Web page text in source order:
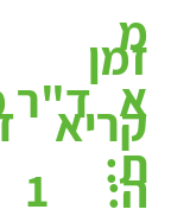
ד"ר
מ
א
ת:
זמן
קריא
ה:
1